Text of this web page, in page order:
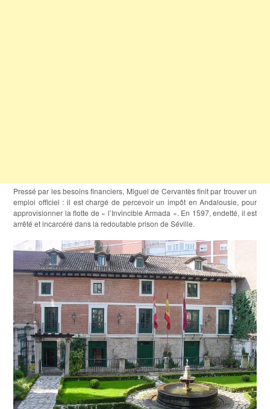
Pressé par les besoins financiers, Miguel de Cervantès finit par trouver un
emploi officiel : il est chargé de percevoir un impôt en Andalousie, pour
approvisionner la flotte de « l’Invincible Armada ». En 1597, endetté, il est
arrêté et incarcéré dans la redoutable prison de Séville.